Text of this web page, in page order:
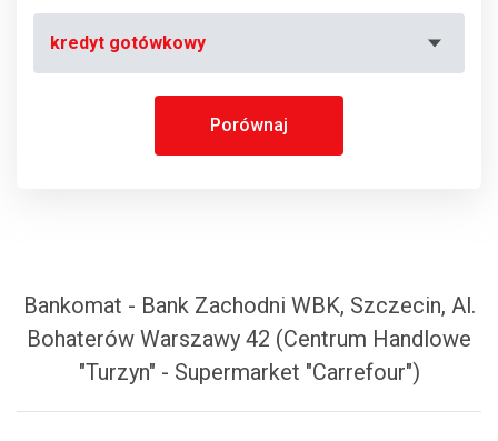
kredyt gotówkowy
Porównaj
Bankomat - Bank Zachodni WBK, Szczecin, Al.
Bohaterów Warszawy 42 (Centrum Handlowe
"Turzyn" - Supermarket "Carrefour")